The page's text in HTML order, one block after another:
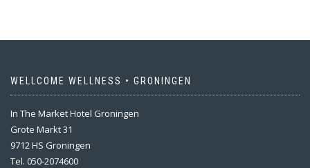
WELLCOME WELLNESS • GRONINGEN
In The Market Hotel Groningen
Grote Markt 31
9712 HS Groningen
Tel. 050-2074600